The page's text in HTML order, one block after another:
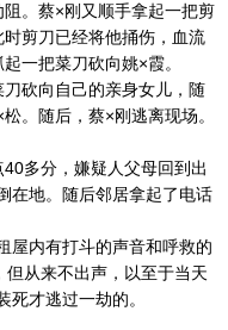
。蔡×刚又顺手拿起一把剪
剪刀已经将他捅伤，血流
一把菜刀砍向姚×霞。
砍向自己的亲身女儿，随
。随后，蔡×刚逃离现场。
多分，嫌疑人父母回到出
在地。随后邻居拿起了电话
内有打斗的声音和呼救的
从来不出声，以至于当天
才逃过一劫的。